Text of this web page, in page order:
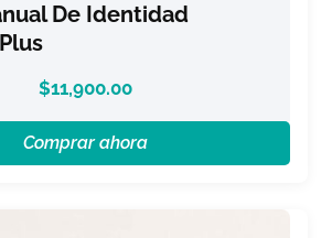
De Identidad
$11,900.00
Comprar ahora